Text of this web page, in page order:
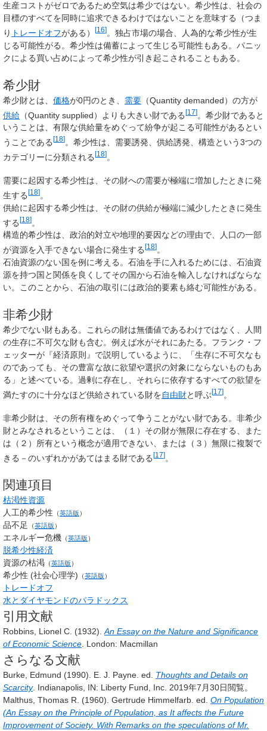
生産コストがゼロであるため空気は希少ではない。希少性は、社会の
目標のすべてを同時に追求できるわけではないことを意味する（つま
り トレードオフがある） [16] 。独占市場の場合、人為的な希少性が生
じる可能性がる。希少性は備蓄によって生じる可能性もある。パニッ
クによる買い占めによって希少性が引き起こされることもある。
希少財
希少財とは、 価格が0円のとき、 需要 （Quantity demanded）の方が
供給 （Quantity supplied）よりも大きい財である[17]。希少財であると
いうことは、有限な供給量をめぐって紛争が起こる可能性があるとい
うことである [18] 。希少性は、需要誘発、供給誘発、構造という3つの
カテゴリーに分類される[18]。
需要に起因する希少性は、その財への需要が極端に増加したときに発
生する [18] 。
供給に起因する希少性は、その財の供給が極端に減少したときに発生
する[18]。
構造的希少性は、政治的対立や地理的要因などの理由で、人口の一部
が資源を入手できない場合に発生する [18] 。
石油資源のない国を例に考える。石油を手に入れるためには、石油資
源を持つ国と関係を良くしてその国から石油を輸入しなければならな
い。このことから、石油の取引には政治的要素も絡む可能性がある。
非希少財
希少でない財もある。これらの財は無価値であるわけではなく、人間
の生存に不可欠な財も含む。例えば水がそれにあたる。フランク・フ
ェッターが『経済原則』で説明しているように、「生存に不可欠なも
のであっても、その豊富な故に欲望や選択の対象にならないものもあ
る」と述べている。過剰に存在し、それらに依存するすべての欲望を
満たすのに十分なほど供給されている財を自由財と呼ぶ[17]。
非希少財は、その所有権をめぐって争うことがない財である。非希少
財とみなされるということは、（１）その財が無限に存在する、また
は（２）所有という概念が適用できない、または（３）無限に複製で
きる－のいずれかがあてはまる財である[17]。
関連項目
枯渇性資源
人工的希少性 （英語版 ）
品不足 （英語版 ）
エネルギー危機 （英語版 ）
脱希少性経済
資源の枯渇 （英語版 ）
希少性 (社会心理学) （英語版 ）
トレードオフ
水とダイヤモンドのパラドックス
引用文献
Robbins, Lionel C. (1932).An Essay on the Nature and Significance
of Economic Science. London: Macmillan
さらなる文献
Burke, Edmund (1990). E. J. Payne. ed. Thoughts and Details on
Scarcity. Indianapolis, IN: Liberty Fund, Inc. 2019年7月30日閲覧。
Malthus, Thomas R. (1960). Gertrude Himmelfarb. ed. On Population
(An Essay on the Principle of Population, as It affects the Future
Improvement of Society. With Remarks on the speculations of Mr.